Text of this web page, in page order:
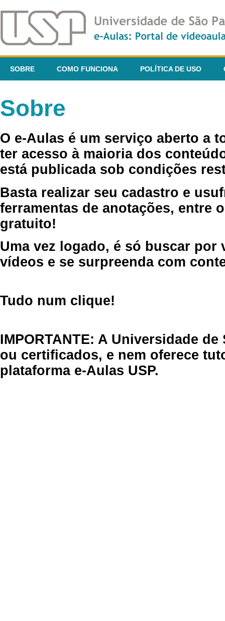
SOBRE COMO FUNCIONA POLÍTICA DE USO
Sobre
O e-Aulas é um serviço aberto a
ter acesso à maioria dos
está publicada sob condições
Basta realizar seu cadastro e
ferramentas de anotações, entre
gratuito!
Uma vez logado, é só buscar por
vídeos e se surpreenda com
Tudo num clique!
IMPORTANTE: A Universidade
ou certificados, e nem oferece
plataforma e-Aulas USP.